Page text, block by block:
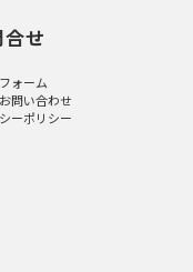
せ
ォーム
問い合わせ
ーポリシー